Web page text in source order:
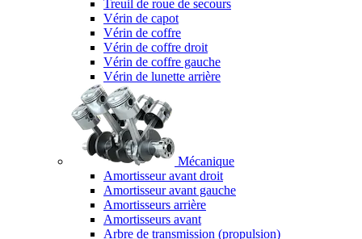
Treuil de roue de secours
Vérin de capot
Vérin de coffre
Vérin de coffre droit
Vérin de coffre gauche
Vérin de lunette arrière
Mécanique
Amortisseur avant droit
Amortisseur avant gauche
Amortisseurs arrière
Amortisseurs avant
Arbre de transmission (propulsion)